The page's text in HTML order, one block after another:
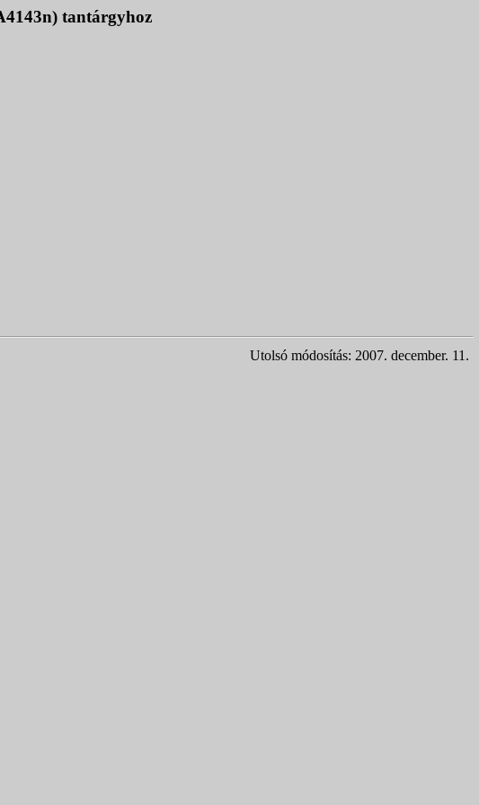
tantárgyhoz
Utolsó módosítás: 2007. december. 11.